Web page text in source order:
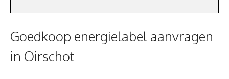
Goedkoop energielabel aanvragen
in Oirschot